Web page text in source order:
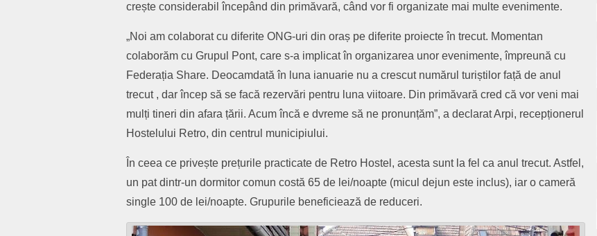
crește considerabil începând din primăvară, când vor fi organizate mai multe evenimente.
„Noi am colaborat cu diferite ONG-uri din oraș pe diferite proiecte în trecut. Momentan
colaborăm cu Grupul Pont, care s-a implicat în organizarea unor evenimente, împreună cu
Federația Share. Deocamdată în luna ianuarie nu a crescut numărul turiștilor față de anul
trecut , dar încep să se facă rezervări pentru luna viitoare. Din primăvară cred că vor veni mai
mulți tineri din afara țării. Acum încă e dvreme să ne pronunțăm”, a declarat Arpi, recepționerul
Hostelului Retro, din centrul municipiului.
În ceea ce privește prețurile practicate de Retro Hostel, acesta sunt la fel ca anul trecut. Astfel,
un pat dintr-un dormitor comun costă 65 de lei/noapte (micul dejun este inclus), iar o cameră
single 100 de lei/noapte. Grupurile beneficiează de reduceri.